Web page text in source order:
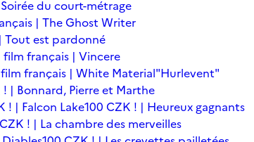
du court-métrage
| The Ghost Writer
Tout est pardonné
film français | Vincere
français | White Material"Hurlevent"
! | Bonnard, Pierre et Marthe
! | Falcon Lake100 CZK ! | Heureux gagnants
! | La chambre des merveilles